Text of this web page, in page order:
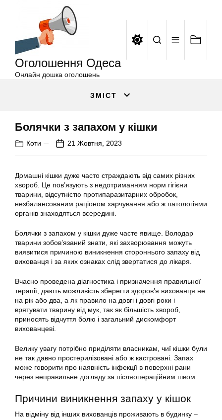
Оголошення Одеса
Онлайн дошка оголошень
ЗМІСТ
Болячки з запахом у кішки
Коти 21 Жовтня, 2023
Домашні кішки дуже часто страждають від самих різних
хвороб. Це пов’язують з недотриманням норм гігієни
тварини, відсутністю протипаразитарних обробок,
незбалансованим раціоном харчування або ж патологіями
органів знаходяться всередині.
Болячки з запахом у кішки дуже часте явище. Володар
тварини зобов’язаний знати, які захворювання можуть
виявитися причиною виникнення стороннього запаху від
вихованця і за яких ознаках слід звертатися до лікаря.
Вчасно проведена діагностика і призначення правильної
терапії, дають можливість зберегти здоров’я вихованця не
на рік або два, а як правило на довгі і довгі роки і
врятувати тварину від мук, так як більшість хвороб,
приносять відчуття болю і загальний дискомфорт
вихованцеві.
Велику увагу потрібно приділяти власникам, чиї кішки були
не так давно простерилізовані або ж кастровані. Запах
може говорити про наявність інфекції в поверхні рани
через неправильне догляду за післяопераційним швом.
Причини виникнення запаху у кішок
На відміну від інших вихованців проживають в будинку –